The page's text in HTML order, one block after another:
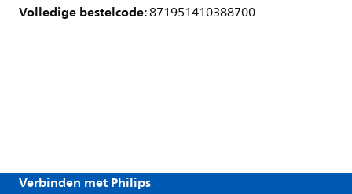
Volledige bestelcode:871951410388700
Verbinden met Philips